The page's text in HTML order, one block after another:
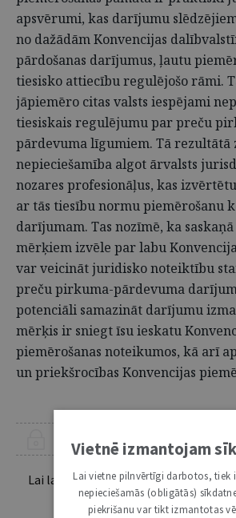
apsvērumi, kas darījumu
no dažādām Konvencijas
pārdošanas darījumus, ļautu
tiesisko attiecību regulējošo rāmi.
jāpiemēro citas valsts iespējami
tiesiskais regulējumu par preču
pārdevuma līgumiem. Tā rezultātā
nepieciešamība algot ārvalsts
nozares profesionāļus, kas
ar tās tiesību normu piemērošanu
darījumam. Tas nozīmē, ka
mērķiem izvēle par labu
var veicināt juridisko noteiktību
preču pirkuma-pārdevuma
potenciāli samazināt darījumu
mērķis ir sniegt īsu ieskatu
piemērošanas noteikumos, kā arī
un priekšrocības Konvencijas
ŠIS RAKSTS PIEEJAMS “JURISTA VĀRDA”
Lai lasītu šo rakstu tālāk, Tev jābūt
Esošos abonentus lūdzam
Vietnē izmantojam
Lai vietne pilnvērtīgi darbotos, tiek
nepieciešamās (obligātās)
piekrišanu var tikt izmantotas